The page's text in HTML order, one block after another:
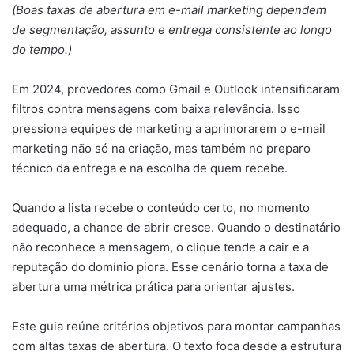
(Boas taxas de abertura em e-mail marketing dependem
de segmentação, assunto e entrega consistente ao longo
do tempo.)
Em 2024, provedores como Gmail e Outlook intensificaram
filtros contra mensagens com baixa relevância. Isso
pressiona equipes de marketing a aprimorarem o e-mail
marketing não só na criação, mas também no preparo
técnico da entrega e na escolha de quem recebe.
Quando a lista recebe o conteúdo certo, no momento
adequado, a chance de abrir cresce. Quando o destinatário
não reconhece a mensagem, o clique tende a cair e a
reputação do domínio piora. Esse cenário torna a taxa de
abertura uma métrica prática para orientar ajustes.
Este guia reúne critérios objetivos para montar campanhas
com altas taxas de abertura. O texto foca desde a estrutura